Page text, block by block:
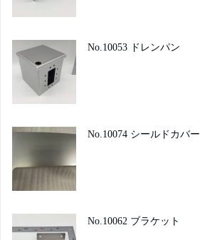
No.10053 ドレンパン
No.10074 シールドカバー
No.10062 ブラケット